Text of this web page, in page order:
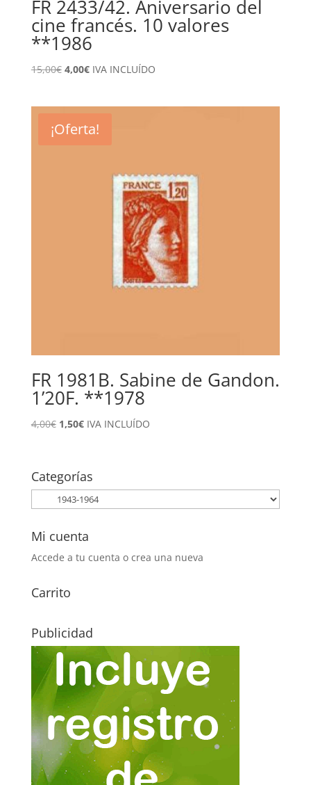
FR 2433/42. Aniversario del
cine francés. 10 valores
**1986
15,00€ El
15,00€.
4,00€El
4,00€.
IVA INCLUÍDO
¡Oferta!
FR 1981B. Sabine de Gandon.
1’20F. **1978
4,00€ El
era:
4,00€.
1,50€El
es:
1,50€.
IVA INCLUÍDO
Categorías
Mi cuenta
Accede a tu cuenta o crea una nueva
Carrito
Publicidad